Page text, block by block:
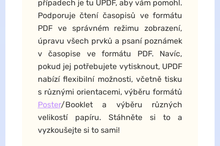
případech je tu UPDF, aby vám pomohl.
Podporuje čtení časopisů ve formátu
PDF ve správném režimu zobrazení,
úpravu všech prvků a psaní poznámek
v časopise ve formátu PDF. Navíc,
pokud jej potřebujete vytisknout, UPDF
nabízí flexibilní možnosti, včetně tisku
s různými orientacemi, výběru formátů
Poster/Booklet a výběru různých
velikostí papíru. Stáhněte si to a
vyzkoušejte si to sami!